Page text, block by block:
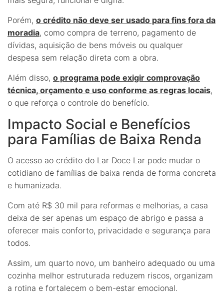
Porém, o crédito não deve ser usado para fins fora da
moradia, como compra de terreno, pagamento de
dívidas, aquisição de bens móveis ou qualquer
despesa sem relação direta com a obra.
Além disso, o programa pode exigir comprovação
técnica, orçamento e uso conforme as regras locais,
o que reforça o controle do benefício.
Impacto Social e Benefícios
para Famílias de Baixa Renda
O acesso ao crédito do Lar Doce Lar pode mudar o
cotidiano de famílias de baixa renda de forma concreta
e humanizada.
Com até R$ 30 mil para reformas e melhorias, a casa
deixa de ser apenas um espaço de abrigo e passa a
oferecer mais conforto, privacidade e segurança para
todos.
Assim, um quarto novo, um banheiro adequado ou uma
cozinha melhor estruturada reduzem riscos, organizam
a rotina e fortalecem o bem-estar emocional.